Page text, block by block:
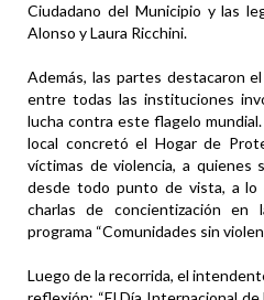
Ciudadano del Municipio y las
Alonso y Laura Ricchini.
Además, las partes destacaron
entre todas las instituciones
lucha contra este flagelo
local concretó el Hogar de
víctimas de violencia, a quienes
desde todo punto de vista, a lo
charlas de concientización en
programa “Comunidades sin
Luego de la recorrida, el